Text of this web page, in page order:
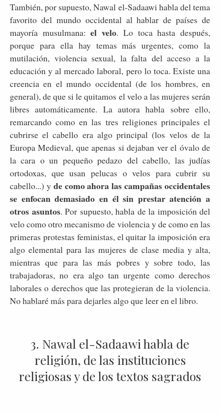
También, por supuesto, Nawal el-Sadaawi habla del tema
favorito del mundo occidental al hablar de países de
mayoría musulmana:el velo. Lo toca hasta después,
porque para ella hay temas más urgentes, como la
mutilación, violencia sexual, la falta del acceso a la
educación y al mercado laboral, pero lo toca. Existe una
creencia en el mundo occidental (de los hombres, en
general), de que si le quitamos el velo a las mujeres serán
libres automáticamente. La autora habla sobre ello,
remarcando como en las tres religiones principales el
cubrirse el cabello era algo principal (los velos de la
Europa Medieval, que apenas si dejaban ver el óvalo de
la cara o un pequeño pedazo del cabello, las judías
ortodoxas, que usan pelucas o velos para cubrir su
cabello...) y de como ahora las campañas occidentales
se enfocan demasiado en él sin prestar atención a
otros asuntos. Por supuesto, habla de la imposición del
velo como otro mecanismo de violencia y de como en las
primeras protestas feministas, el quitar la imposición era
algo elemental para las mujeres de clase media y alta,
mientras que para las más pobres y sobre todo, las
trabajadoras, no era algo tan urgente como derechos
laborales o derechos que las protegieran de la violencia.
No hablaré más para dejarles algo que leer en el libro.
3. Nawal el-Sadaawi habla de
religión, de las instituciones
religiosas y de los textos sagrados